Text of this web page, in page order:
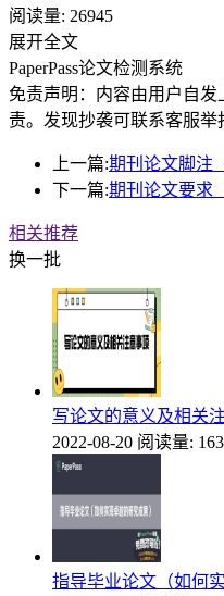
阅读量: 26945
展开全文
PaperPass论文检测系统
免责声明：内容由用户自
责。发现抄袭可联系客服举
上一篇:期刊论文脚注
下一篇:期刊论文要求
相关推荐
换一批
写论文的意义及相关
2022-08-20 阅读量:
指导毕业论文（如何